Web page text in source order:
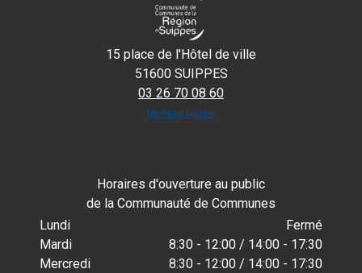
15 place de l'Hôtel de ville
51600 SUIPPES
03 26 70 08 60
Mentions légales
Horaires d'ouverture au public
de la Communauté de Communes
Lundi
Fermé
Mardi
8:30 - 12:00 / 14:00 - 17:30
Mercredi
8:30 - 12:00 / 14:00 - 17:30